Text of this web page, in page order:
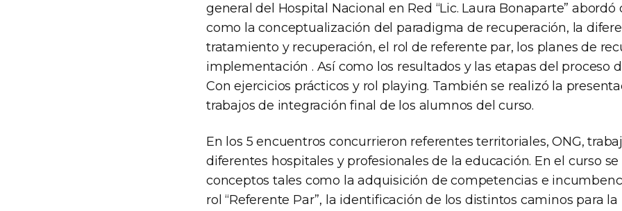
general del Hospital Nacional en Red “Lic. Laura Bonaparte” abordó
como la conceptualización del paradigma de recuperación, la
tratamiento y recuperación, el rol de referente par, los planes de
implementación . Así como los resultados y las etapas del proceso
Con ejercicios prácticos y rol playing. También se realizó la
trabajos de integración final de los alumnos del curso.
En los 5 encuentros concurrieron referentes territoriales, ONG,
diferentes hospitales y profesionales de la educación. En el curso
conceptos tales como la adquisición de competencias e
rol “Referente Par”, la identificación de los distintos caminos para